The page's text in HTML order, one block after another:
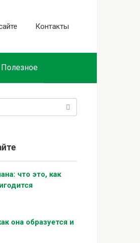
Контакты
Полезное
что это, как
она образуется и